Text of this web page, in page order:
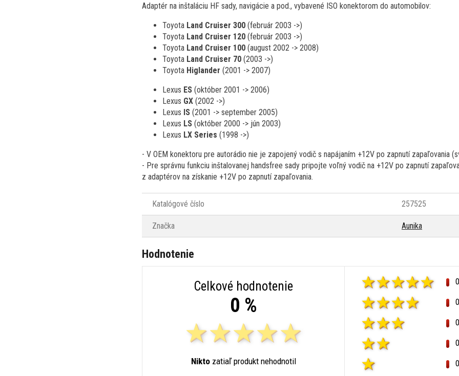
Adaptér na inštaláciu HF sady, navigácie a pod., vybavené ISO konektorom do automobilov:
Toyota Land Cruiser 300 (február 2003 ->)
Toyota Land Cruiser 120 (február 2003 ->)
Toyota Land Cruiser 100 (august 2002 -> 2008)
Toyota Land Cruiser 70 (2003 ->)
Toyota Higlander (2001 -> 2007)
Lexus ES (október 2001 -> 2006)
Lexus GX (2002 ->)
Lexus IS (2001 -> september 2005)
Lexus LS (október 2000 -> jún 2003)
Lexus LX Series (1998 ->)
- V OEM konektoru pre autorádio nie je zapojený vodič s napájaním +12V po zapnutí zapaľovania
- Pre správnu funkciu inštalovanej handsfree sady pripojte voľný vodič na +12V po zapnutí
z adaptérov na získanie +12V po zapnutí zapaľovania.
Katalógové číslo 257525
Značka Aunika
Hodnotenie
Celkové hodnotenie
0 %
Niktozatiaľ produkt nehodnotil